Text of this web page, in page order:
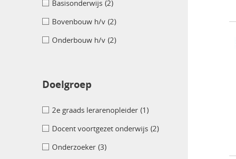
Basisonderwijs (2)
Bovenbouw h/v (2)
Onderbouw h/v (2)
Doelgroep
2e graads lerarenopleider (1)
Docent voortgezet onderwijs (2)
Onderzoeker (3)